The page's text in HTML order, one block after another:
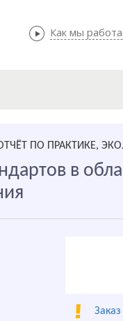
Как мы
Как мы
ПО ПРАКТИКЕ,
в